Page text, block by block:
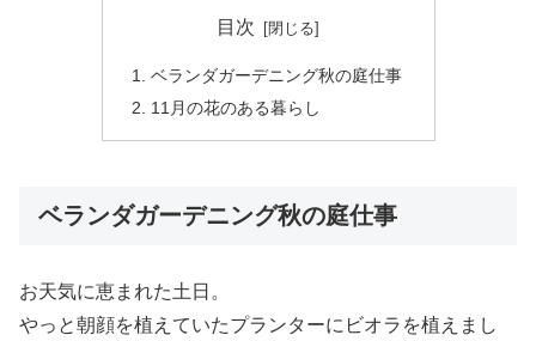
目次
ベランダガーデニング秋の庭仕事
11月の花のある暮らし
ベランダガーデニング秋の庭仕事
お天気に恵まれた土日。
やっと朝顔を植えていたプランターにビオラを植えまし